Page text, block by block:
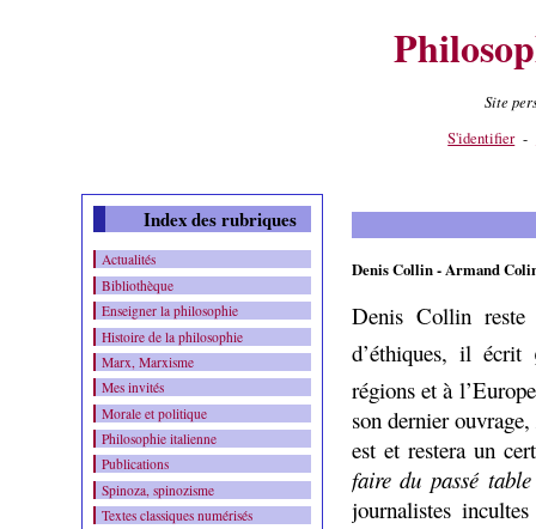
Site
S'identifier -
Index des rubriques
Actualités
Bibliothèque
Enseigner la philosophie
Histoire de la philosophie
Marx, Marxisme
Mes invités
Morale et politique
Philosophie italienne
Publications
Spinoza, spinozisme
Textes classiques numérisés
Denis Collin - Armand Colin
Denis Collin
d’éthiques, il écrit
régions et à
son dernier ouvrage,
est et restera un
faire du passé
journalistes